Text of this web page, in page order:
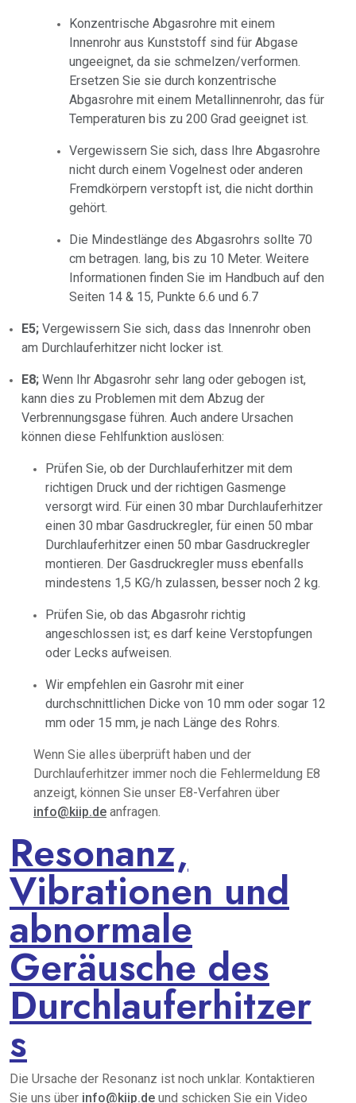
Konzentrische Abgasrohre mit einem
Innenrohr aus Kunststoff sind für Abgase
ungeeignet, da sie schmelzen/verformen.
Ersetzen Sie sie durch konzentrische
Abgasrohre mit einem Metallinnenrohr, das für
Temperaturen bis zu 200 Grad geeignet ist.
Vergewissern Sie sich, dass Ihre Abgasrohre
nicht durch einem Vogelnest oder anderen
Fremdkörpern verstopft ist, die nicht dorthin
gehört.
Die Mindestlänge des Abgasrohrs sollte 70
cm betragen. lang, bis zu 10 Meter. Weitere
Informationen finden Sie im Handbuch auf den
Seiten 14 & 15, Punkte 6.6 und 6.7
E5; Vergewissern Sie sich, dass das Innenrohr oben
am Durchlauferhitzer nicht locker ist.
E8; Wenn Ihr Abgasrohr sehr lang oder gebogen ist,
kann dies zu Problemen mit dem Abzug der
Verbrennungsgase führen. Auch andere Ursachen
können diese Fehlfunktion auslösen:
Prüfen Sie, ob der Durchlauferhitzer mit dem
richtigen Druck und der richtigen Gasmenge
versorgt wird. Für einen 30 mbar Durchlauferhitzer
einen 30 mbar Gasdruckregler, für einen 50 mbar
Durchlauferhitzer einen 50 mbar Gasdruckregler
montieren. Der Gasdruckregler muss ebenfalls
mindestens 1,5 KG/h zulassen, besser noch 2 kg.
Prüfen Sie, ob das Abgasrohr richtig
angeschlossen ist; es darf keine Verstopfungen
oder Lecks aufweisen.
Wir empfehlen ein Gasrohr mit einer
durchschnittlichen Dicke von 10 mm oder sogar 12
mm oder 15 mm, je nach Länge des Rohrs.
Wenn Sie alles überprüft haben und der
Durchlauferhitzer immer noch die Fehlermeldung E8
anzeigt, können Sie unser E8-Verfahren über
info@kiip.de anfragen.
Resonanz,
Vibrationen und
abnormale
Geräusche des
Durchlauferhitzer
s
Die Ursache der Resonanz ist noch unklar. Kontaktieren
Sie uns über info@kiip.de und schicken Sie ein Video